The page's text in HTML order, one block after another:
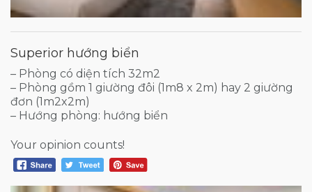
Superior hướng biển
– Phòng có diện tích 32m2
– Phòng gồm 1 giường đôi (1m8 x 2m) hay 2 giường
đơn (1m2x2m)
– Hướng phòng: hướng biển
Your opinion counts!